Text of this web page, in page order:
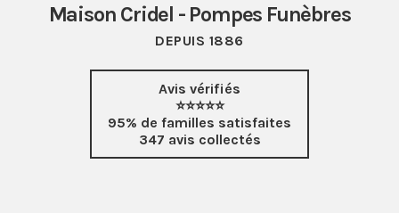
Maison Cridel - Pompes Funèbres
DEPUIS 1886
Avis vérifiés
⭐⭐⭐⭐⭐
95% de familles satisfaites
347 avis collectés